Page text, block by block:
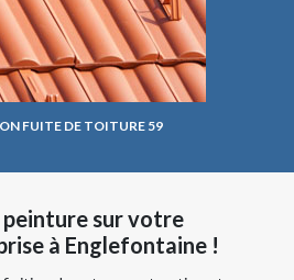
FUITE DE TOITURE 59
peinture sur votre
à Englefontaine !